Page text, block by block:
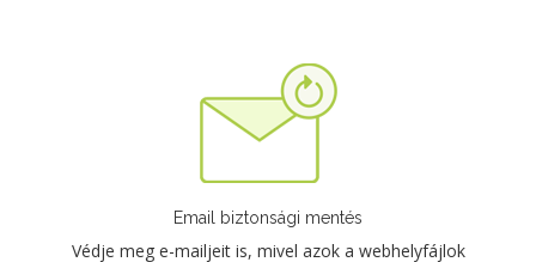
Email biztonsági mentés
Védje meg e-mailjeit is, mivel azok a webhelyfájlok